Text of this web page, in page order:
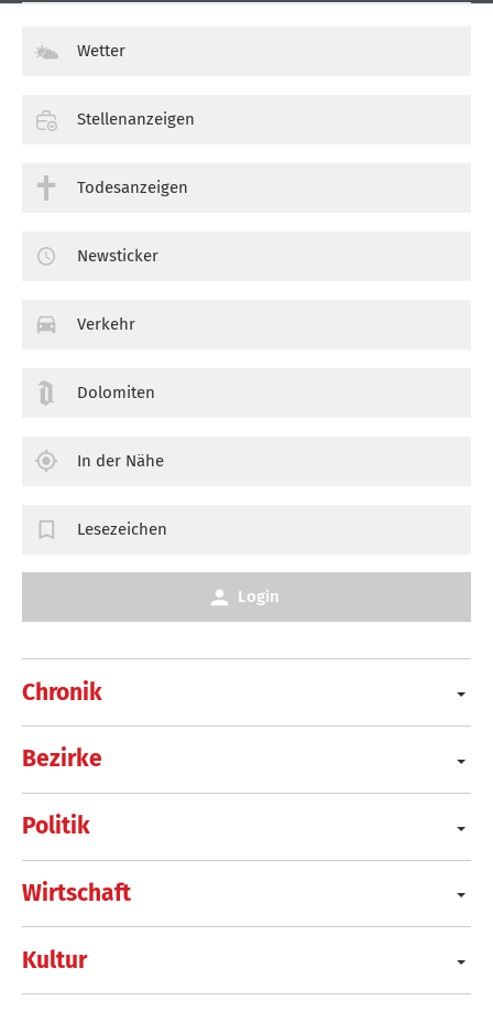
Chronik
Bezirke
Politik
Wirtschaft
Kultur
Wetter
Stellenanzeigen
Todesanzeigen
Newsticker
Verkehr
Dolomiten
In der Nähe
Lesezeichen
Login